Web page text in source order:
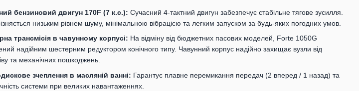
бензиновий двигун 170F (7 к.с.): Сучасний 4-тактний двигун забезпечує стабільне тягове зусилля.
низьким рівнем шуму, мінімальною вібрацією та легким запуском за будь-яких погодних умов.
трансмісія в чавунному корпусі: На відміну від бюджетних пасових моделей, Forte 1050G
надійним шестерним редуктором конічного типу. Чавунний корпус надійно захищає вузли від
та механічних пошкоджень.
зчеплення в масляній ванні: Гарантує плавне перемикання передач (2 вперед / 1 назад) та
системи при великих навантаженнях.